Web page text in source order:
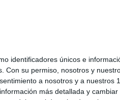
identificadores únicos e
Con su permiso, nosotros y
a nosotros y a nuestros
más detallada y